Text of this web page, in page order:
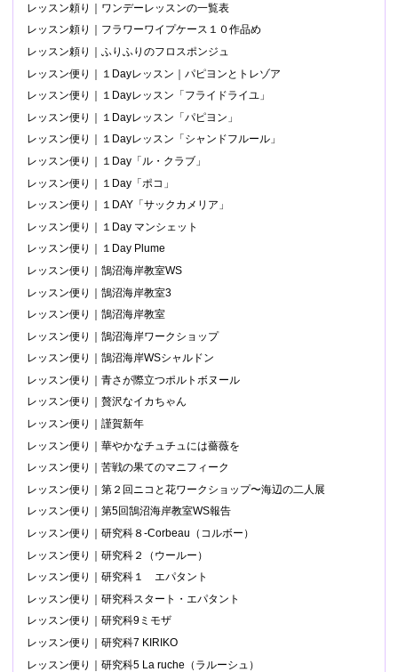
レッスン頼り｜ワンデーレッスンの一覧表
レッスン頼り｜フラワーワイプケース１０作品め
レッスン頼り｜ふりふりのフロスポンジュ
レッスン便り｜１Dayレッスン｜パピヨンとトレゾア
レッスン便り｜１Dayレッスン「フライドライユ」
レッスン便り｜１Dayレッスン「パピヨン」
レッスン便り｜１Dayレッスン「シャンドフルール」
レッスン便り｜１Day「ル・クラブ」
レッスン便り｜１Day「ポコ」
レッスン便り｜１DAY「サックカメリア」
レッスン便り｜１Day マンシェット
レッスン便り｜１Day Plume
レッスン便り｜鵠沼海岸教室WS
レッスン便り｜鵠沼海岸教室3
レッスン便り｜鵠沼海岸教室
レッスン便り｜鵠沼海岸ワークショップ
レッスン便り｜鵠沼海岸WSシャルドン
レッスン便り｜青さが際立つポルトボヌール
レッスン便り｜贅沢なイカちゃん
レッスン便り｜謹賀新年
レッスン便り｜華やかなチュチュには薔薇を
レッスン便り｜苦戦の果てのマニフィーク
レッスン便り｜第２回ニコと花ワークショップ〜海辺の二人展
レッスン便り｜第5回鵠沼海岸教室WS報告
レッスン便り｜研究科８-Corbeau（コルボー）
レッスン便り｜研究科２（ウールー）
レッスン便り｜研究科１ エパタント
レッスン便り｜研究科スタート・エパタント
レッスン便り｜研究科9ミモザ
レッスン便り｜研究科7 KIRIKO
レッスン便り｜研究科5 La ruche（ラルーシュ）